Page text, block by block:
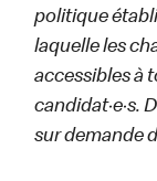
politique
laquelle les
accessibles à
candidat·e·s.
sur demande